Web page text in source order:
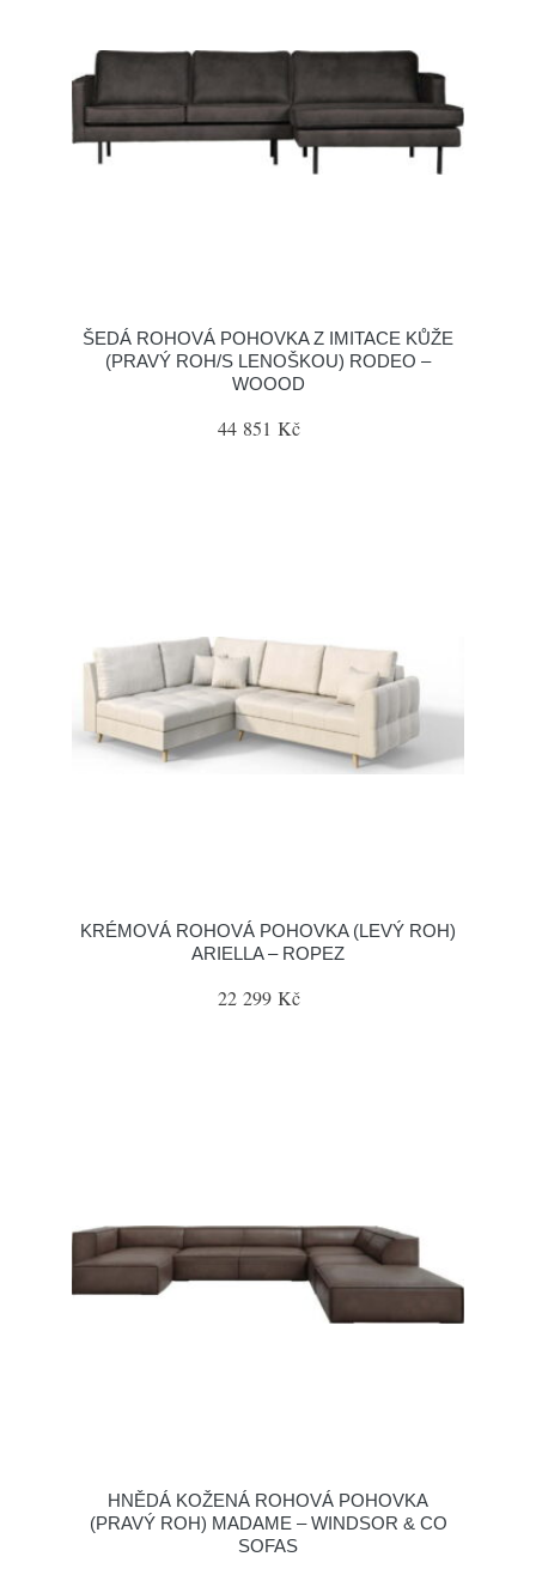
ŠEDÁ ROHOVÁ POHOVKA Z IMITACE KŮŽE
(PRAVÝ ROH/S LENOŠKOU) RODEO –
WOOOD
44 851 Kč
KRÉMOVÁ ROHOVÁ POHOVKA (LEVÝ ROH)
ARIELLA – ROPEZ
22 299 Kč
HNĚDÁ KOŽENÁ ROHOVÁ POHOVKA
(PRAVÝ ROH) MADAME – WINDSOR & CO
SOFAS